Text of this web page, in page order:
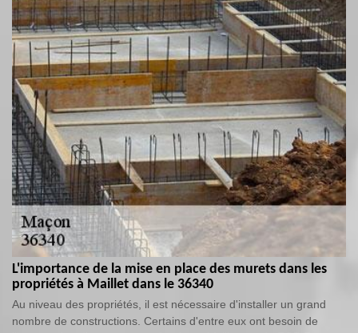
L'importance de la mise en place des murets dans les
propriétés à Maillet dans le 36340
Au niveau des propriétés, il est nécessaire d'installer un grand
nombre de constructions. Certains d'entre eux ont besoin de